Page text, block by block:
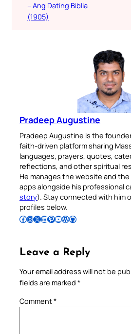
– Ang Dating Biblia
(1905)
Pradeep Augustine
Pradeep Augustine is the
faith-driven platform sharing
languages, prayers, quotes,
reflections, and other spiritual
He manages the website and
apps alongside his professional
story). Stay connected with him
profiles below.
Follow Pradeep on Facebook Follow Pradeep on InstagramFollow Pradeep on X Follow Pradeep on LinkedIn Follow Pradeep on Pinterest Subscribe to Pradeep’s Youtube Channel Follow Pradeep on WordPress Follow Pradeep on GitHub
Leave a Reply
Your email address will not be
fields are marked *
Comment*